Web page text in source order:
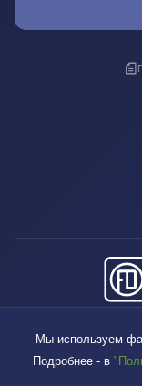
140050,
Мы используем
Подробнее - в